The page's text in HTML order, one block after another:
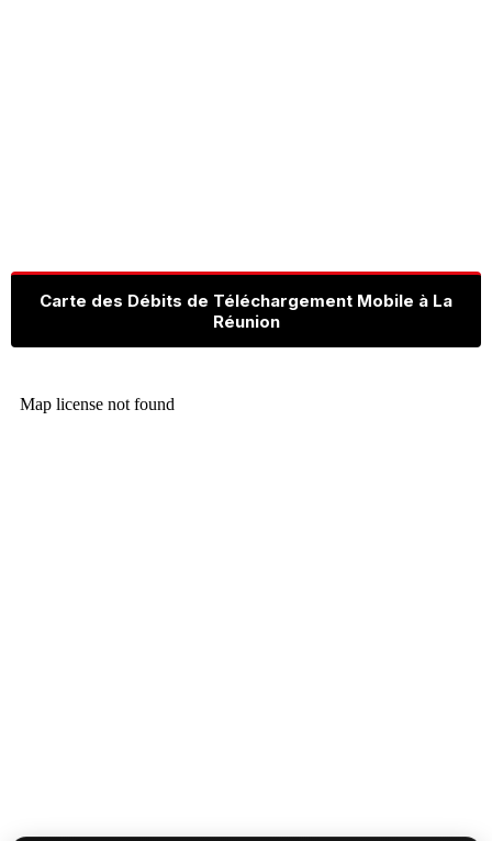
Carte des Débits de Téléchargement Mobile à La
Réunion